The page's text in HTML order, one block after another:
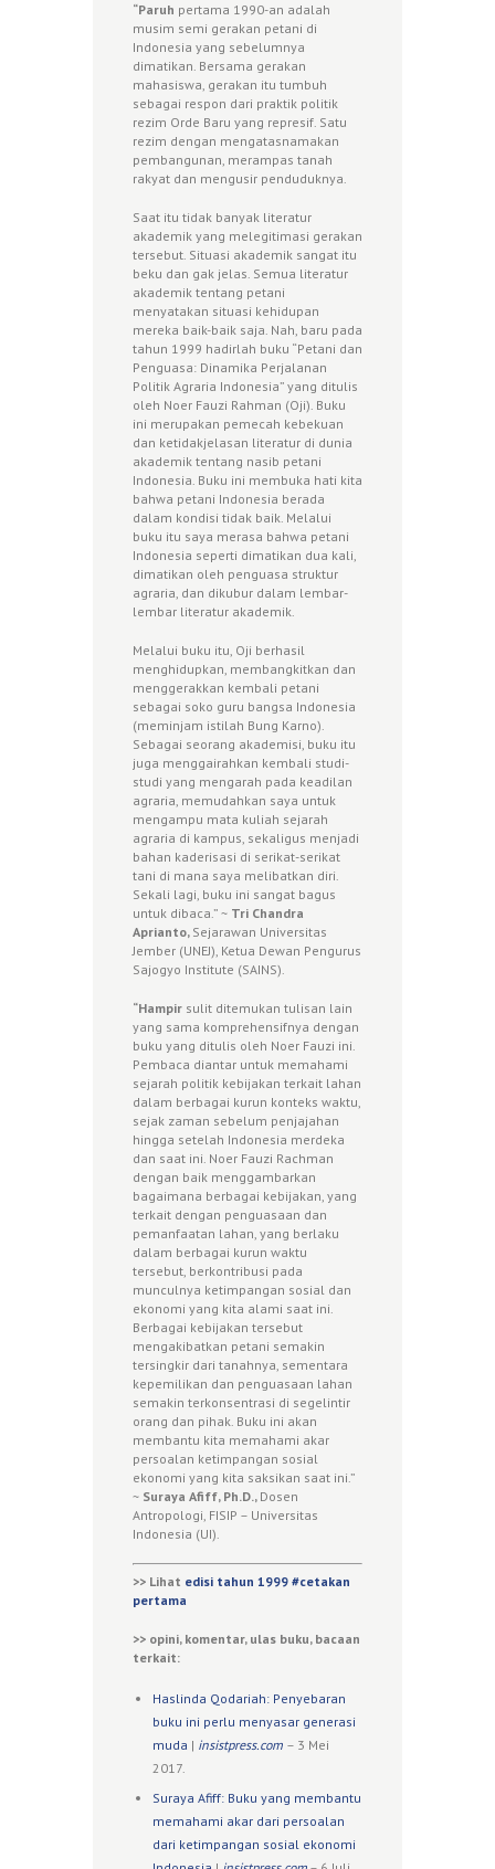
“Paruh pertama 1990-an adalah
musim semi gerakan petani di
Indonesia yang sebelumnya
dimatikan. Bersama gerakan
mahasiswa, gerakan itu tumbuh
sebagai respon dari praktik politik
rezim Orde Baru yang represif. Satu
rezim dengan mengatasnamakan
pembangunan, merampas tanah
rakyat dan mengusir penduduknya.
Saat itu tidak banyak literatur
akademik yang melegitimasi gerakan
tersebut. Situasi akademik sangat itu
beku dan gak jelas. Semua literatur
akademik tentang petani
menyatakan situasi kehidupan
mereka baik-baik saja. Nah, baru pada
tahun 1999 hadirlah buku “Petani dan
Penguasa: Dinamika Perjalanan
Politik Agraria Indonesia” yang ditulis
oleh Noer Fauzi Rahman (Oji). Buku
ini merupakan pemecah kebekuan
dan ketidakjelasan literatur di dunia
akademik tentang nasib petani
Indonesia. Buku ini membuka hati kita
bahwa petani Indonesia berada
dalam kondisi tidak baik. Melalui
buku itu saya merasa bahwa petani
Indonesia seperti dimatikan dua kali,
dimatikan oleh penguasa struktur
agraria, dan dikubur dalam lembar-
lembar literatur akademik.
Melalui buku itu, Oji berhasil
menghidupkan, membangkitkan dan
menggerakkan kembali petani
sebagai soko guru bangsa Indonesia
(meminjam istilah Bung Karno).
Sebagai seorang akademisi, buku itu
juga menggairahkan kembali studi-
studi yang mengarah pada keadilan
agraria, memudahkan saya untuk
mengampu mata kuliah sejarah
agraria di kampus, sekaligus menjadi
bahan kaderisasi di serikat-serikat
tani di mana saya melibatkan diri.
Sekali lagi, buku ini sangat bagus
untuk dibaca.” ~ Tri Chandra
Aprianto, Sejarawan Universitas
Jember (UNEJ), Ketua Dewan Pengurus
Sajogyo Institute (SAINS).
“Hampir sulit ditemukan tulisan lain
yang sama komprehensifnya dengan
buku yang ditulis oleh Noer Fauzi ini.
Pembaca diantar untuk memahami
sejarah politik kebijakan terkait lahan
dalam berbagai kurun konteks waktu,
sejak zaman sebelum penjajahan
hingga setelah Indonesia merdeka
dan saat ini. Noer Fauzi Rachman
dengan baik menggambarkan
bagaimana berbagai kebijakan, yang
terkait dengan penguasaan dan
pemanfaatan lahan, yang berlaku
dalam berbagai kurun waktu
tersebut, berkontribusi pada
munculnya ketimpangan sosial dan
ekonomi yang kita alami saat ini.
Berbagai kebijakan tersebut
mengakibatkan petani semakin
tersingkir dari tanahnya, sementara
kepemilikan dan penguasaan lahan
semakin terkonsentrasi di segelintir
orang dan pihak. Buku ini akan
membantu kita memahami akar
persoalan ketimpangan sosial
ekonomi yang kita saksikan saat ini.”
~ Suraya Afiff, Ph.D., Dosen
Antropologi, FISIP – Universitas
Indonesia (UI).
>> Lihat edisi tahun 1999 #cetakan
pertama
>> opini, komentar, ulas buku, bacaan
terkait:
Haslinda Qodariah: Penyebaran
buku ini perlu menyasar generasi
muda | insistpress.com – 3 Mei
2017.
Suraya Afiff​: Buku yang membantu
memahami akar dari persoalan
dari ketimpangan sosial ekonomi